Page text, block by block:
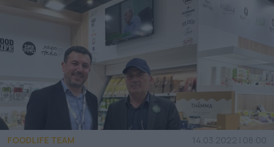
FOODLIFE TEAM 14.03.2022 | 08:00